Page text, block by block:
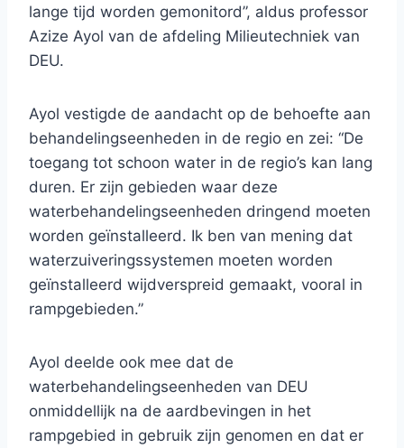
lange tijd worden gemonitord”, aldus professor
Azize Ayol van de afdeling Milieutechniek van
DEU.
Ayol vestigde de aandacht op de behoefte aan
behandelingseenheden in de regio en zei: “De
toegang tot schoon water in de regio’s kan lang
duren. Er zijn gebieden waar deze
waterbehandelingseenheden dringend moeten
worden geïnstalleerd. Ik ben van mening dat
waterzuiveringssystemen moeten worden
geïnstalleerd wijdverspreid gemaakt, vooral in
rampgebieden.”
Ayol deelde ook mee dat de
waterbehandelingseenheden van DEU
onmiddellijk na de aardbevingen in het
rampgebied in gebruik zijn genomen en dat er